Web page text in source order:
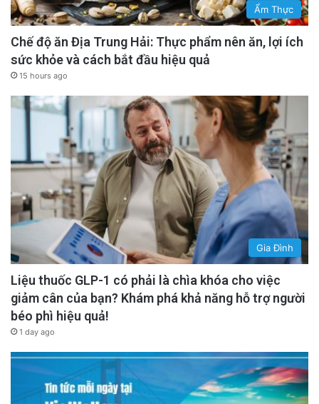
Ẩm Thực
Chế độ ăn Địa Trung Hải: Thực phẩm nên ăn, lợi ích
sức khỏe và cách bắt đầu hiệu quả
15 hours ago
Gia Đình
Liệu thuốc GLP-1 có phải là chìa khóa cho việc
giảm cân của bạn? Khám phá khả năng hỗ trợ người
béo phì hiệu quả!
1 day ago